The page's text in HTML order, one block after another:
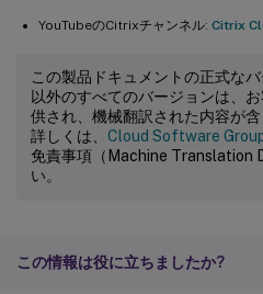
YouTubeのCitrixチャンネル: Citrix
この製品ドキュメントの正式な
以外のすべてのバージョンは、
供され、機械翻訳された内容が
詳しくは、 Cloud Software
免責事項（Machine Translation
い。
この情報は役に立ちましたか?